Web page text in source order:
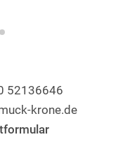
52136646
krone.de